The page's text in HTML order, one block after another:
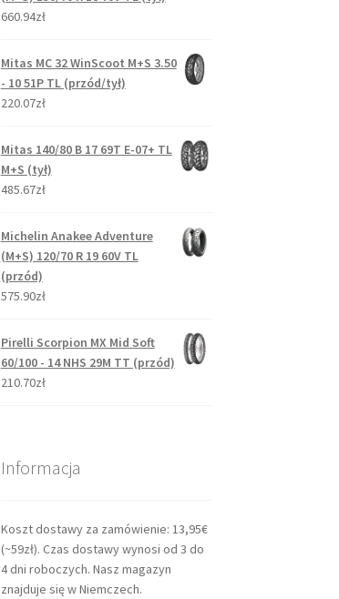
660.94zł
Mitas MC 32 WinScoot M+S 3.50
- 10 51P TL (przód/tył)
220.07zł
Mitas 140/80 B 17 69T E-07+ TL
M+S (tył)
485.67zł
Michelin Anakee Adventure
(M+S) 120/70 R 19 60V TL
(przód)
575.90zł
Pirelli Scorpion MX Mid Soft
60/100 - 14 NHS 29M TT (przód)
210.70zł
Informacja
Koszt dostawy za zamówienie: 13,95€
(~59zł). Czas dostawy wynosi od 3 do
4 dni roboczych. Nasz magazyn
znajduje się w Niemczech.